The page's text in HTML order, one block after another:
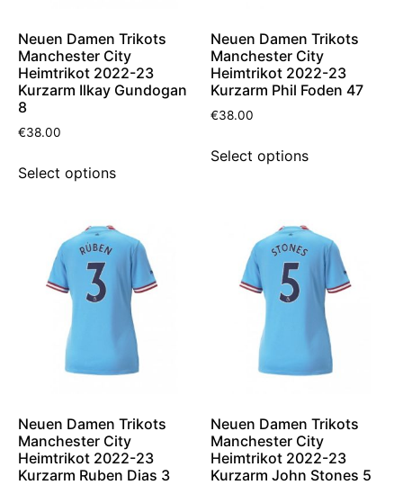
Neuen Damen Trikots
Manchester City
Heimtrikot 2022-23
Kurzarm Ilkay Gundogan
8
€38.00
Select options
Neuen Damen Trikots
Manchester City
Heimtrikot 2022-23
Kurzarm Phil Foden 47
€38.00
Select options
Neuen Damen Trikots
Manchester City
Heimtrikot 2022-23
Kurzarm Ruben Dias 3
Neuen Damen Trikots
Manchester City
Heimtrikot 2022-23
Kurzarm John Stones 5